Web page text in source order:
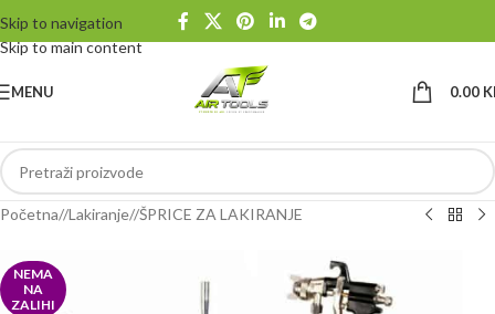
Skip to navigation
Skip to main content
MENU 0.00
Početna/ Lakiranje/ ŠPRICE ZA LAKIRANJE
NEMA
NA
ZALIHI